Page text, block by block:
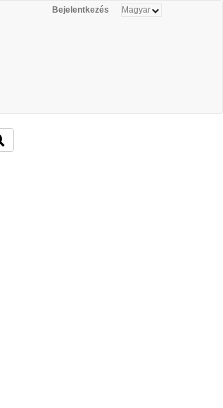
Bejelentkezés